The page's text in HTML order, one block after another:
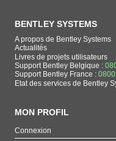
BENTLEY SYSTEMS
A propos de Bentley Systems
Actualités
Livres de projets utilisateurs
Support Bentley Belgique :
Support Bentley France :
Etat des services de Bentley
MON PROFIL
Connexion